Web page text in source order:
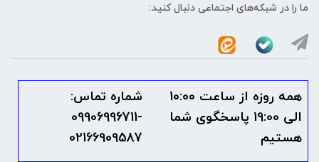
ما را در شبکه‌های اجتماعی دنبال کنید:
همه روزه از ساعت 10:00
الی 19:00 پاسخگوی شما
هستیم
شماره تماس:
09906996711-
02166909587